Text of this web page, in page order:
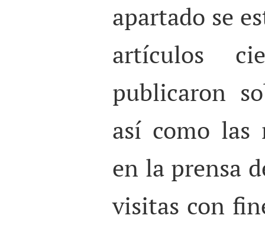
apartado se
artículos
publicaron
así como las
en la prensa
visitas con